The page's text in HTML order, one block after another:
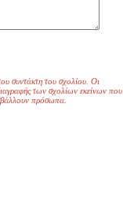
συντάκτη του σχολίου. Οι
των σχολίων εκείνων που
πρόσωπα.